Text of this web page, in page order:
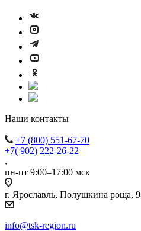
Наши контакты
+7 (800) 551-67-70
+7( 902) 222-26-22
пн-пт 9:00–17:00 мск
г. Ярославль, Полушкина роща, 9
info@tsk-region.ru